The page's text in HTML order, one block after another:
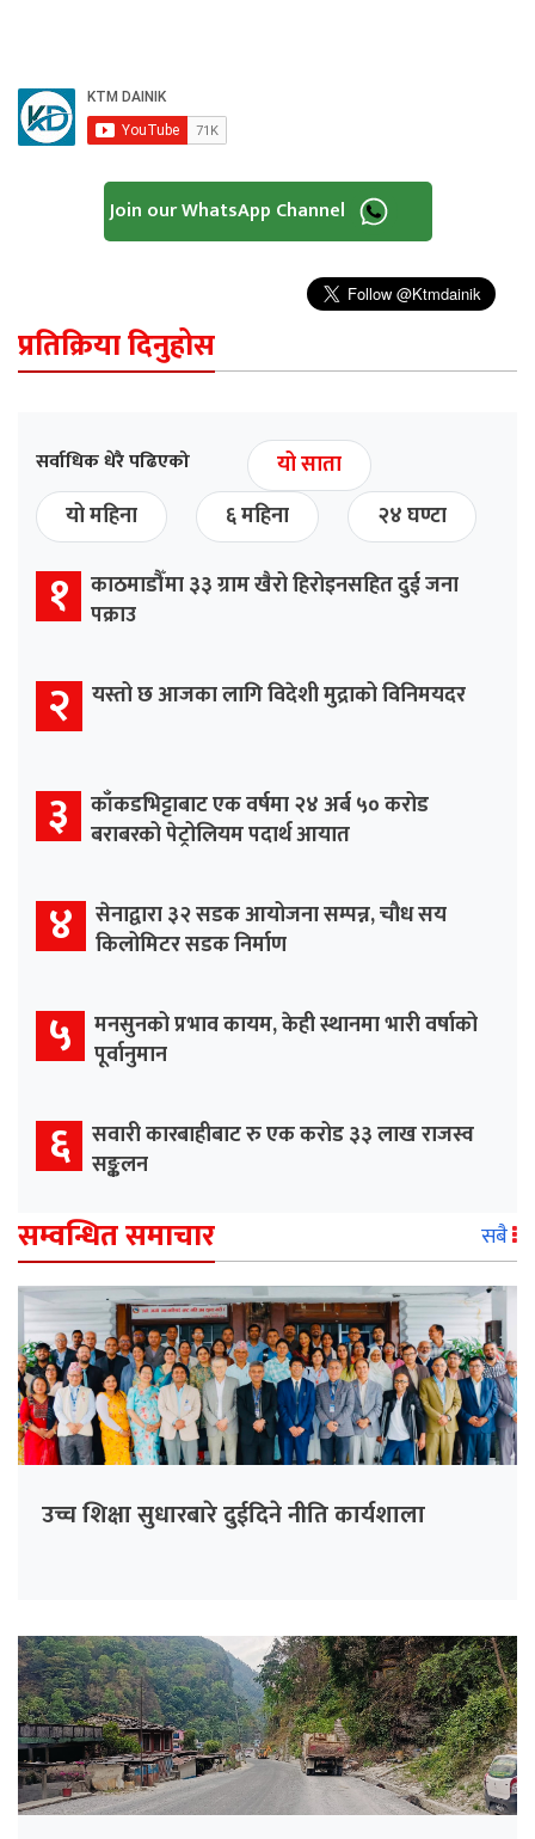
Join our WhatsApp Channel
प्रतिक्रिया दिनुहोस
सर्वाधिक धेरै पढिएको
यो साता
यो महिना
६ महिना २४ घण्टा
१ काठमाडौँमा ३३ ग्राम खैरो हिरोइनसहित दुई जना
पक्राउ
२ यस्तो छ आजका लागि विदेशी मुद्राको विनिमयदर
३ काँकडभिट्टाबाट एक वर्षमा २४ अर्ब ५० करोड
बराबरको पेट्रोलियम पदार्थ आयात
४ सेनाद्वारा ३२ सडक आयोजना सम्पन्न, चौध सय
किलोमिटर सडक निर्माण
५ मनसुनको प्रभाव कायम, केही स्थानमा भारी वर्षाको
पूर्वानुमान
६ सवारी कारबाहीबाट रु एक करोड ३३ लाख राजस्व
सङ्कलन
सम्वन्धित समाचार सबै
उच्च शिक्षा सुधारबारे दुईदिने नीति कार्यशाला